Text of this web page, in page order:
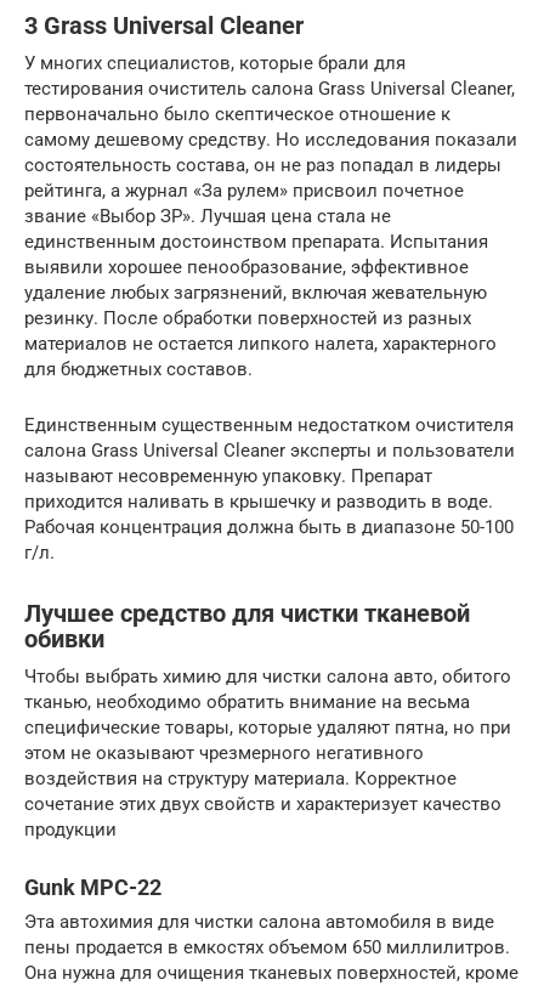
3 Grass Universal Cleaner
У многих специалистов, которые брали для
тестирования очиститель салона Grass Universal Cleaner,
первоначально было скептическое отношение к
самому дешевому средству. Но исследования показали
состоятельность состава, он не раз попадал в лидеры
рейтинга, а журнал «За рулем» присвоил почетное
звание «Выбор ЗР». Лучшая цена стала не
единственным достоинством препарата. Испытания
выявили хорошее пенообразование, эффективное
удаление любых загрязнений, включая жевательную
резинку. После обработки поверхностей из разных
материалов не остается липкого налета, характерного
для бюджетных составов.
Единственным существенным недостатком очистителя
салона Grass Universal Cleaner эксперты и пользователи
называют несовременную упаковку. Препарат
приходится наливать в крышечку и разводить в воде.
Рабочая концентрация должна быть в диапазоне 50-100
г/л.
Лучшее средство для чистки тканевой
обивки
Чтобы выбрать химию для чистки салона авто, обитого
тканью, необходимо обратить внимание на весьма
специфические товары, которые удаляют пятна, но при
этом не оказывают чрезмерного негативного
воздействия на структуру материала. Корректное
сочетание этих двух свойств и характеризует качество
продукции
Gunk MPC-22
Эта автохимия для чистки салона автомобиля в виде
пены продается в емкостях объемом 650 миллилитров.
Она нужна для очищения тканевых поверхностей, кроме